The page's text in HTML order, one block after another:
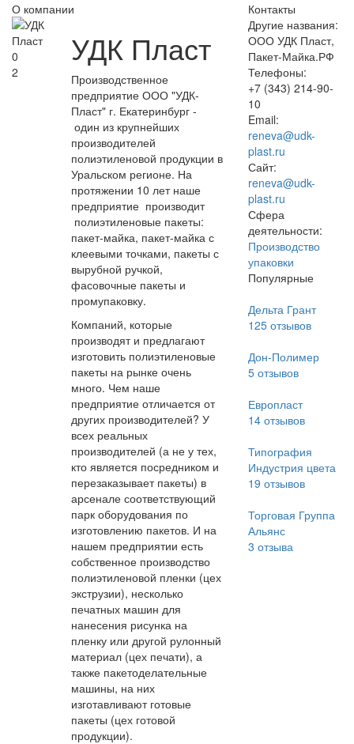
О компании
0
2
УДК Пласт
Производственное
предприятие ООО "УДК-
Пласт" г. Екатеринбург -
один из крупнейших
производителей
полиэтиленовой продукции в
Уральском регионе. На
протяжении 10 лет наше
предприятие производит
полиэтиленовые пакеты:
пакет-майка, пакет-майка с
клеевыми точками, пакеты с
вырубной ручкой,
фасовочные пакеты и
промупаковку.
Компаний, которые
производят и предлагают
изготовить полиэтиленовые
пакеты на рынке очень
много. Чем наше
предприятие отличается от
других производителей? У
всех реальных
производителей (а не у тех,
кто является посредником и
перезаказывает пакеты) в
арсенале соответствующий
парк оборудования по
изготовлению пакетов. И на
нашем предприятии есть
собственное производство
полиэтиленовой пленки (цех
экструзии), несколько
печатных машин для
нанесения рисунка на
пленку или другой рулонный
материал (цех печати), а
также пакетоделательные
машины, на них
изготавливают готовые
пакеты (цех готовой
продукции).
Контакты
Другие названия:
ООО УДК Пласт,
Пакет-Майка.РФ
Телефоны:
+7 (343) 214-90-
10
Email:
reneva@udk-
plast.ru
Сайт:
reneva@udk-
plast.ru
Сфера
деятельности:
Производство
упаковки
Популярные
Дельта Грант
125отзывов
Дон-Полимер
5отзывов
Европласт
14отзывов
Типография
Индустрия цвета
19 отзывов
Торговая Группа
Альянс
3 отзыва